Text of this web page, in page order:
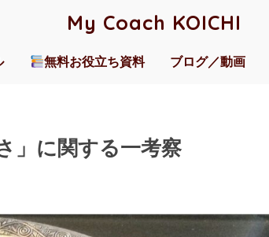
My Coach KOICHI
無料お役立ち資料 ブログ／動画
」に関する一考察